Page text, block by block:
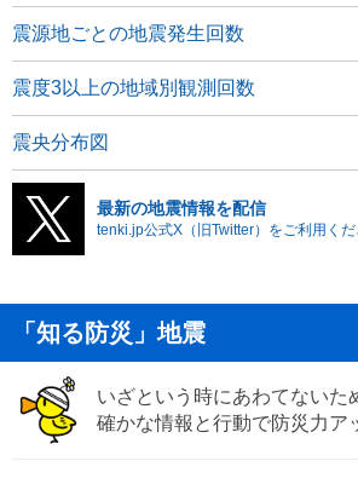
震源地ごとの地震発生回数
震度3以上の地域別観測回数
震央分布図
最新の地震情報を配信
tenki.jp公式X（旧Twitter）をご利用くだ
「知る防災」地震
いざという時にあわてないた
確かな情報と行動で防災力ア